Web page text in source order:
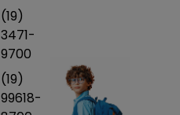
(19)
3471-
9700
(19)
99618-